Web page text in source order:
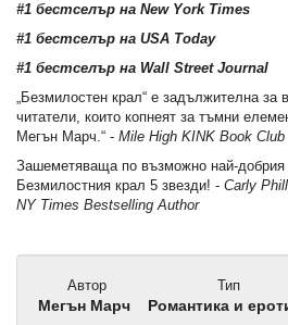
#1 бестселър на New York Times
#1 бестселър на USA Today
#1 бестселър на Wall Street Journal
„Безмилостен крал“ е задължителна за
читатели, които копнеят за тъмни
Мегън Марч.“ - Mile High KINK Book Club
Зашеметяваща по възможно най-
Безмилостния крал 5 звезди! - Carly
NY Times Bestselling Author
Автор
Мегън Марч
Тип
Романтика и